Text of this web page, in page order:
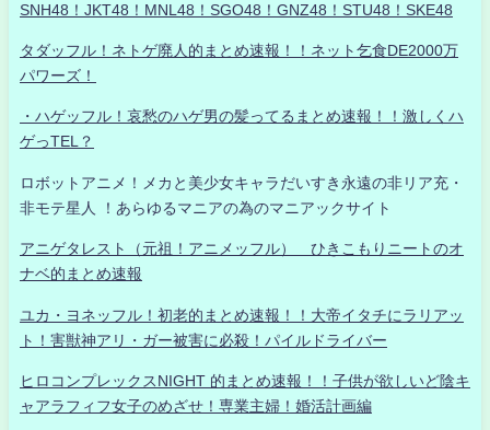
SNH48！JKT48！MNL48！SGO48！GNZ48！STU48！SKE48
タダッフル！ネトゲ廃人的まとめ速報！！ネット乞食DE2000万
パワーズ！
・ハゲッフル！哀愁のハゲ男の髪ってるまとめ速報！！激しくハ
ゲっTEL？
ロボットアニメ！メカと美少女キャラだいすき永遠の非リア充・
非モテ星人 ！あらゆるマニアの為のマニアックサイト
アニゲタレスト（元祖！アニメッフル） ひきこもりニートのオ
ナベ的まとめ速報
ユカ・ヨネッフル！初老的まとめ速報！！大帝イタチにラリアッ
ト！害獣神アリ・ガー被害に必殺！パイルドライバー
ヒロコンプレックスNIGHT 的まとめ速報！！子供が欲しいど陰キ
ャアラフィフ女子のめざせ！専業主婦！婚活計画編